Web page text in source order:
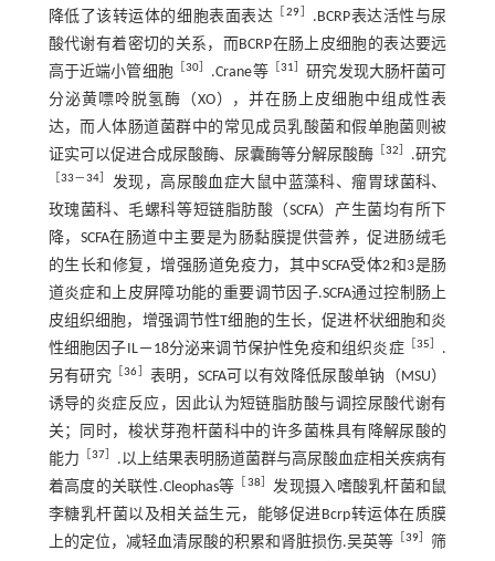
降低了该转运体的细胞表面表达
29］ .BCRP表达活性与尿
酸代谢有着密切的关系，而BCRP在肠上皮细胞的表达要远
高于近端小管细胞 ［30 .Crane等［ 31 ］研究发现大肠杆菌可
分泌黄嘌呤脱氢酶（XO），并在肠上皮细胞中组成性表
达，而人体肠道菌群中的常见成员乳酸菌和假单胞菌则被
证实可以促进合成尿酸酶、尿囊酶等分解尿酸酶 ［32 .研究
［33－34
发现，高尿酸血症大鼠中蓝藻科、瘤胃球菌科、
玫瑰菌科、毛螺科等短链脂肪酸（SCFA）产生菌均有所下
降，SCFA在肠道中主要是为肠黏膜提供营养，促进肠绒毛
的生长和修复，增强肠道免疫力，其中SCFA受体2和3是肠
道炎症和上皮屏障功能的重要调节因子.SCFA通过控制肠上
皮组织细胞，增强调节性T细胞的生长，促进杯状细胞和炎
性细胞因子IL－18分泌来调节保护性免疫和组织炎症［ 35
.
另有研究 ［36
表明，SCFA可以有效降低尿酸单钠（MSU）
诱导的炎症反应，因此认为短链脂肪酸与调控尿酸代谢有
关；同时，梭状芽孢杆菌科中的许多菌株具有降解尿酸的
能力
37］
.以上结果表明肠道菌群与高尿酸血症相关疾病有
着高度的关联性.Cleophas等
38
发现摄入嗜酸乳杆菌和鼠
李糖乳杆菌以及相关益生元，能够促进Bcrp转运体在质膜
上的定位，减轻血清尿酸的积累和肾脏损伤.吴英等 ［39 ］筛